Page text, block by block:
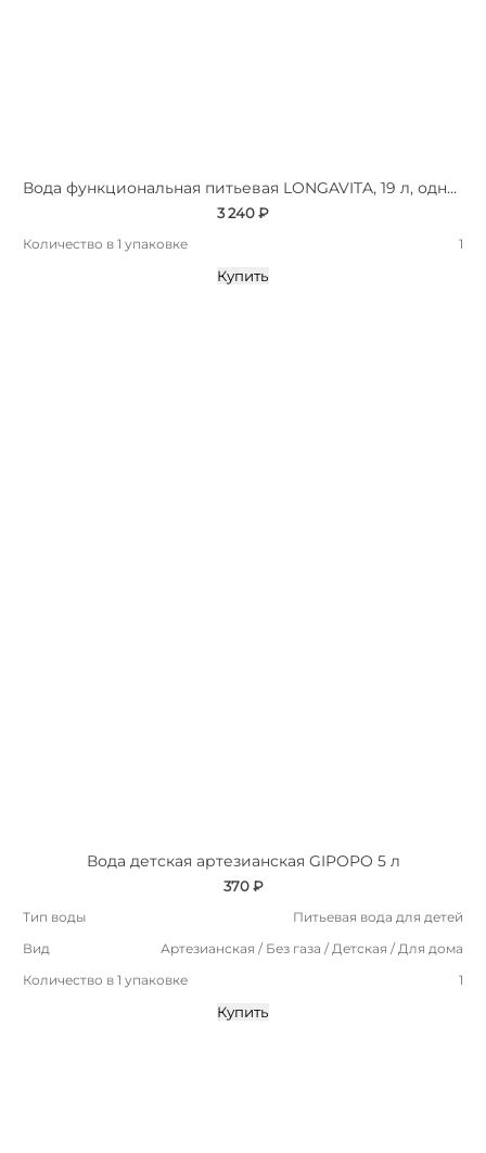
Вода функциональная питьевая LONGAVITA, 19 л, одноразовая тара
3 240 ₽
Количество в 1 упаковке 1
Купить
Вода детская артезианская GIPOPO 5 л
370 ₽
Тип воды
Питьевая вода для детей
Вид
Артезианская / Без газа / Детская / Для дома
Количество в 1 упаковке
1
Купить